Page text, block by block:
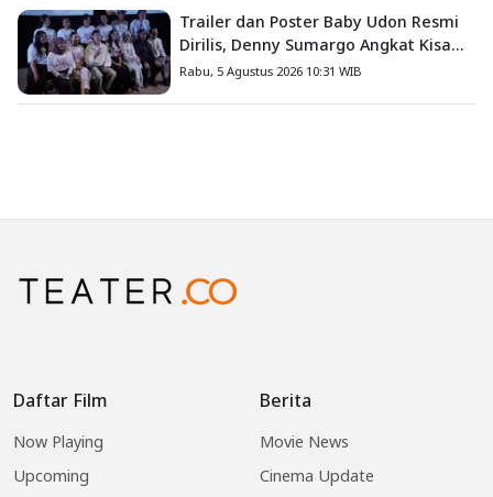
Trailer dan Poster Baby Udon Resmi
Dirilis, Denny Sumargo Angkat Kisah
Nyata Fanny Kondoh
Rabu, 5 Agustus 2026 10:31 WIB
Daftar Film
Now Playing
Upcoming
Berita
Movie News
Cinema Update